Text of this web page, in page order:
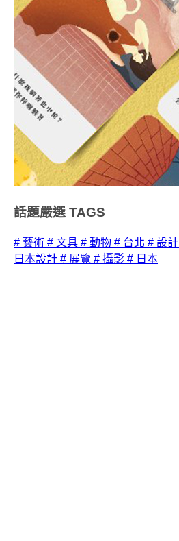
話題嚴選 TAGS
# 藝術 # 文具 # 動物 # 台北 # 設計
日本設計 # 展覽 # 攝影 # 日本